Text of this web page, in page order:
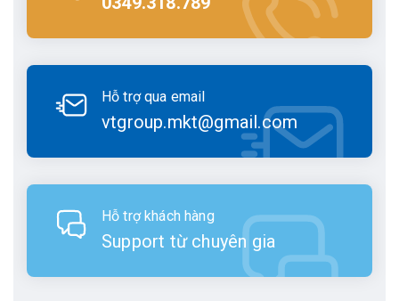
Hỗ trợ qua email
vtgroup.mkt@gmail.com
Hỗ trợ khách hàng
Support từ chuyên gia